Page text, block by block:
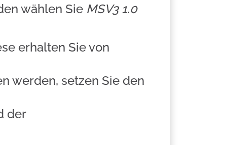
wählen Sie MSV3 1.0
erhalten Sie von
werden, setzen Sie den
der